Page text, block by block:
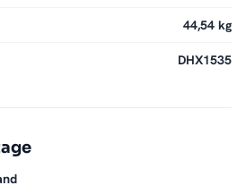
44,54 kg
DHX1535